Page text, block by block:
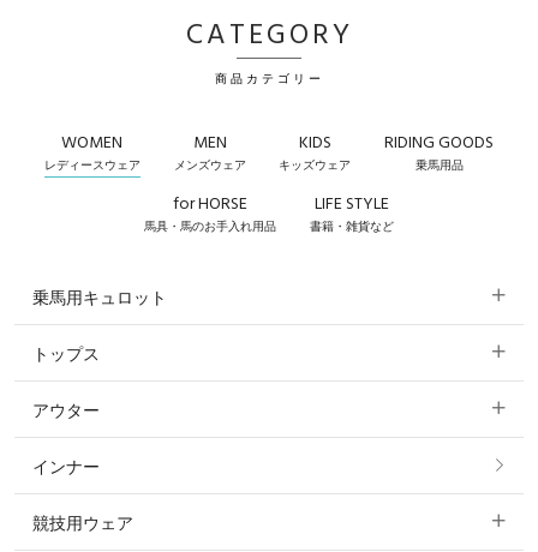
CATEGORY
商品カテゴリー
WOMEN
レディースウェア
MEN
メンズウェア
KIDS
キッズウェア
RIDING GOODS
乗馬用品
for HORSE
馬具・馬のお手入れ用品
LIFE STYLE
書籍・雑貨など
乗馬用キュロット
すべてのキュロット
フルグリップ・尻革 キュロット
ニーグリップ・膝革 キュロット
トップス
すべてのトップス
ポロシャツ
カットソー・Tシャツ・タンクトップ
アウター
すべてのアウター
コート
インナー
競技用ウェア